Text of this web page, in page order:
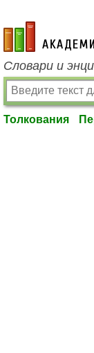
academic.ru
Словари и
Толкования